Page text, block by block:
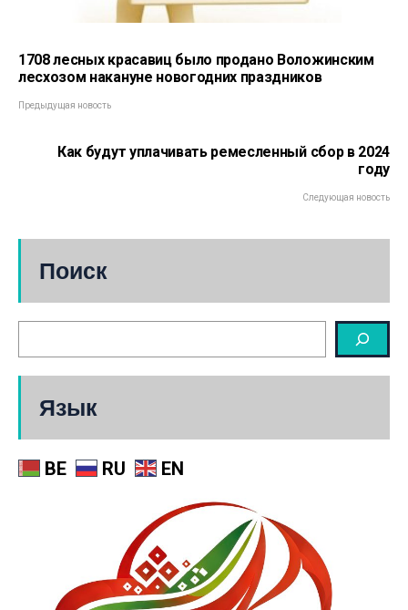
1708 лесных красавиц было продано Воложинским
лесхозом накануне новогодних праздников
Предыдущая новость
Как будут уплачивать ремесленный сбор в 2024
году
Следующая новость
Поиск
Язык
BE RU EN